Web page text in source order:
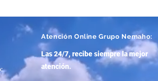
Atención Online Grupo Nemaho:
Las 24/7, recibe siempre la mejor
atención.